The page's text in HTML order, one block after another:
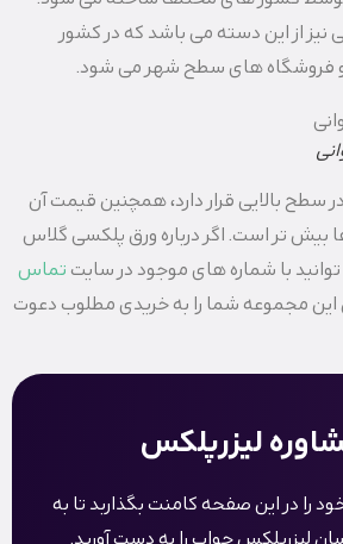
نیز از این دسته می باشد که در کشور
و فروشگاه های سطح شهر می شود.
سطح بالایی قرار دارد، همچنین قیمت آن
بیش تر است. اگر درباره ورق پلکسی گلاس
توانید با شماره های موجود در سایت تماس
این مجموعه شما را به خریدی مطلوب دعوت
لیزرپلکس
را در این صفحه کامنت بگذاربد تا به